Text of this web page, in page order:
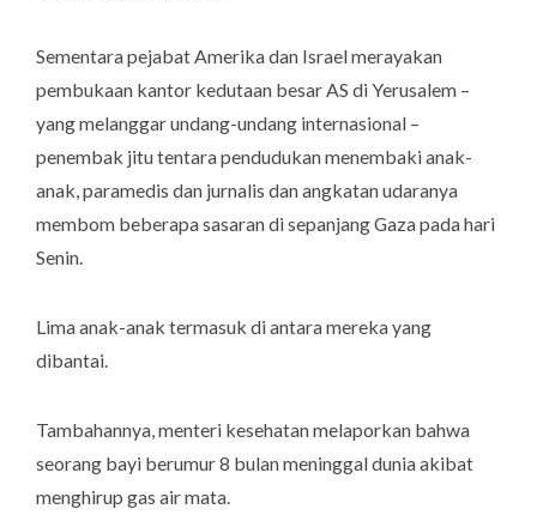
Sementara pejabat Amerika dan Israel merayakan
pembukaan kantor kedutaan besar AS di Yerusalem –
yang melanggar undang-undang internasional –
penembak jitu tentara pendudukan menembaki anak-
anak, paramedis dan jurnalis dan angkatan udaranya
membom beberapa sasaran di sepanjang Gaza pada hari
Senin.
Lima anak-anak termasuk di antara mereka yang
dibantai.
Tambahannya, menteri kesehatan melaporkan bahwa
seorang bayi berumur 8 bulan meninggal dunia akibat
menghirup gas air mata.